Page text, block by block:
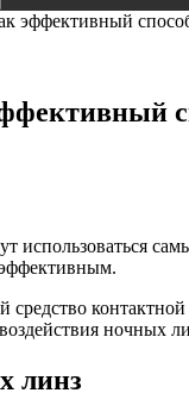
эффективный
использоваться
эффективным.
ночных
линз